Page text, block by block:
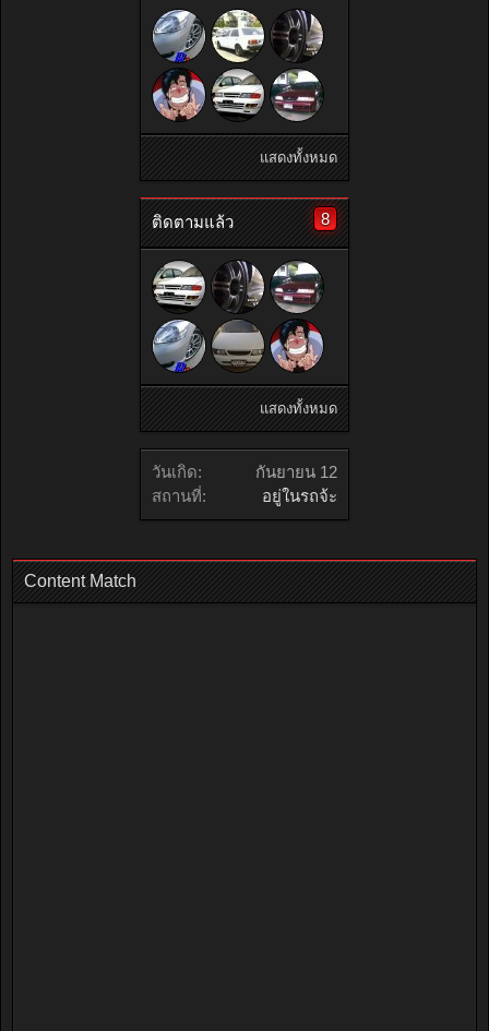
แสดงทั้งหมด
ติดตามแล้ว 8
แสดงทั้งหมด
วันเกิด:
กันยายน 12
สถานที่:
อยู่ในรถจ้ะ
Content Match